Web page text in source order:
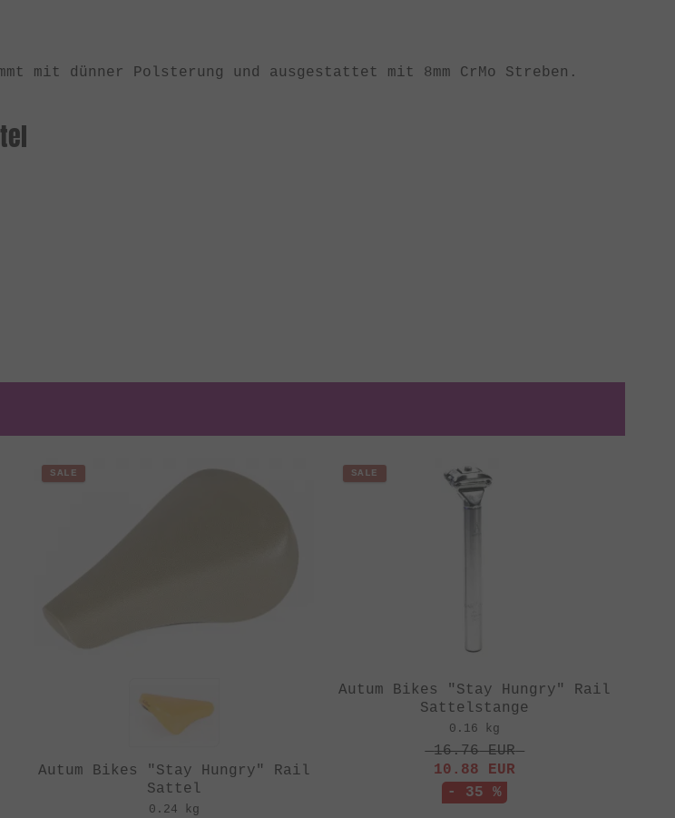
mit dünner Polsterung und ausgestattet mit 8mm CrMo Streben.
SALE
Autum Bikes "Stay Hungry" Rail
Sattel
0.24 kg
SALE
Autum Bikes "Stay Hungry" Rail
Sattelstange
0.16 kg
16.76EUR
10.88 EUR
- 35 %